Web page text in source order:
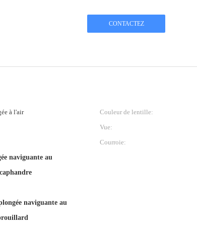
CONTACTEZ
à l'air Couleur de lentille:
Vue:
Courroie:
naviguante au
naviguante au